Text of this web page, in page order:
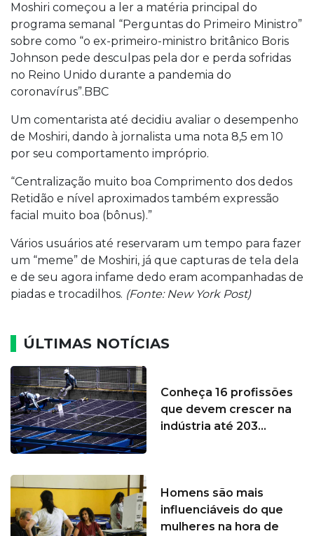
Moshiri começou a ler a matéria principal do
programa semanal “Perguntas do Primeiro Ministro”
sobre como “o ex-primeiro-ministro britânico Boris
Johnson pede desculpas pela dor e perda sofridas
no Reino Unido durante a pandemia do
coronavírus”.BBC
Um comentarista até decidiu avaliar o desempenho
de Moshiri, dando à jornalista uma nota 8,5 em 10
por seu comportamento impróprio.
“Centralização muito boa Comprimento dos dedos
Retidão e nível aproximados também expressão
facial muito boa (bônus).”
Vários usuários até reservaram um tempo para fazer
um “meme” de Moshiri, já que capturas de tela dela
e de seu agora infame dedo eram acompanhadas de
piadas e trocadilhos. (Fonte: New York Post)
ÚLTIMAS NOTÍCIAS
Conheça 16 profissões
que devem crescer na
indústria até 203...
Homens são mais
influenciáveis do que
mulheres na hora de